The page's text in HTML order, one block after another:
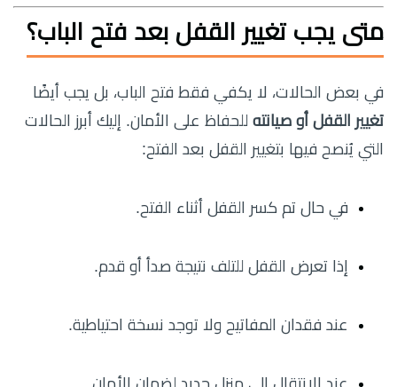
متى يجب تغيير القفل بعد فتح الباب؟
في بعض الحالات، لا يكفي فقط فتح الباب، بل يجب أيضًا
تغيير القفل أو صيانته للحفاظ على الأمان. إليك أبرز الحالات
التي يُنصح فيها بتغيير القفل بعد الفتح:
في حال تم كسر القفل أثناء الفتح.
إذا تعرض القفل للتلف نتيجة صدأ أو قدم.
عند فقدان المفاتيح ولا توجد نسخة احتياطية.